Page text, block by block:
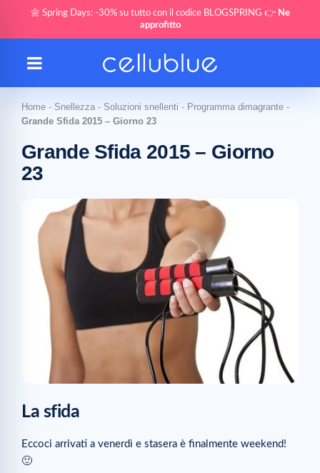
🌼 Spring Days: -30% su tutto con il codice BLOGSPRING 👉 Ne
approfitto
Home - Snellezza - Soluzioni snellenti - Programma dimagrante -
Grande Sfida 2015 – Giorno 23
Grande Sfida 2015 – Giorno
23
La sfida
Eccoci arrivati a venerdì e stasera è finalmente weekend!
🙂